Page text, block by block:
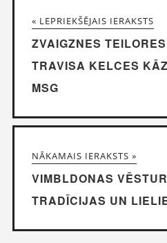
« LEPRIEKŠĒJAIS IERAKSTS
ZVAIGZNES
TRAVISA KELCES
MSG
NĀKAMAIS IERAKSTS »
VIMBLDONAS
TRADĪCIJAS UN